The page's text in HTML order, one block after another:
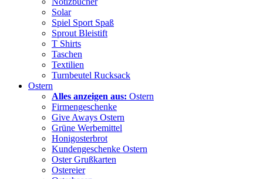
Solar
Spiel Sport Spaß
Sprout Bleistift
T Shirts
Taschen
Textilien
Turnbeutel Rucksack
Ostern
Alles anzeigen aus: Ostern
Firmengeschenke
Give Aways Ostern
Grüne Werbemittel
Honigosterbrot
Kundengeschenke Ostern
Oster Grußkarten
Ostereier